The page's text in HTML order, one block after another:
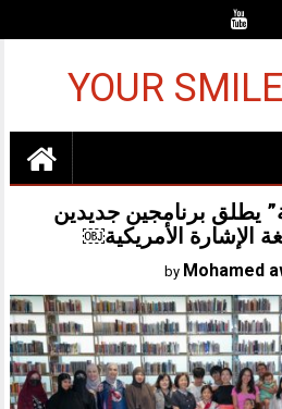
YOUR
برنامجين جديدين
الإشارة الأمريكية￼
Mohamed